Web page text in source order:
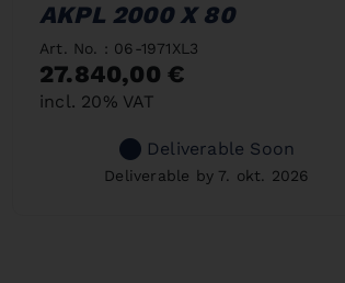
AKPL 2000 X 80
Art. No. : 06-1971XL3
27.840,00 €
incl. 20% VAT
Deliverable Soon
Deliverable by 7. okt. 2026